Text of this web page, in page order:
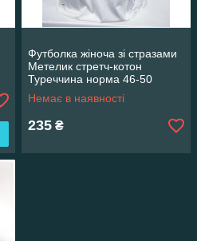
Футболка жіноча зі стразами
Метелик стретч-котон
Туреччина норма 46-50
Немає в наявності
235 ₴